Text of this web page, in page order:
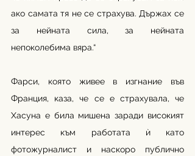
ако самата тя не се страхува. Държах се
за нейната сила, за нейната
непоколебима вяра.“
Фарси, която живее в изгнание във
Франция, каза, че се е страхувала, че
Хасуна е била мишена заради високият
интерес към работата ѝ като
фотожурналист и наскоро публично